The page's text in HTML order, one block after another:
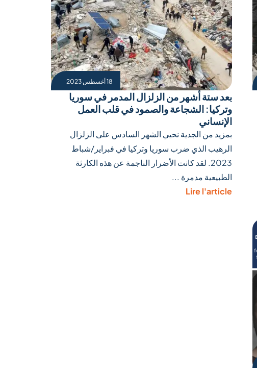
18 أغسطس 2023
بعد ستة أشهر من الزلزال المدمر في سوريا
وتركيا: الشجاعة والصمود في قلب العمل
الإنساني
بمزيد من الجدية نحيي الشهر السادس على الزلزال
الرهيب الذي ضرب سوريا وتركيا في فبراير/شباط
2023. لقد كانت الأضرار الناجمة عن هذه الكارثة
الطبيعية مدمرة ...
Lire l'article